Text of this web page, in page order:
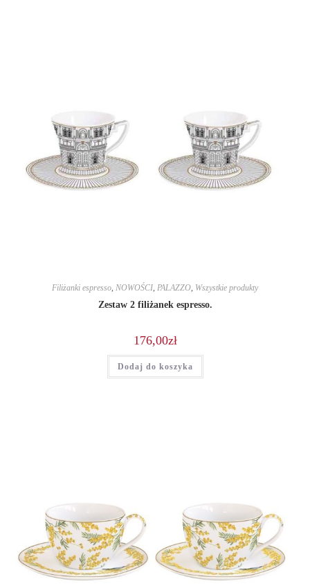
Filiżanki espresso, NOWOŚCI, PALAZZO, Wszystkie produkty
Zestaw 2 filiżanek espresso.
176,00zł
Dodaj do koszyka